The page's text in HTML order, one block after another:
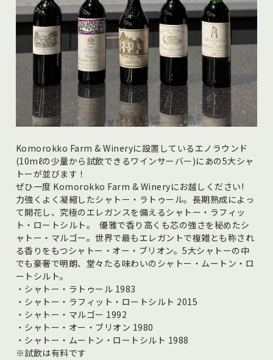
Komorokko Farm & Wineryに設置しているエノラウンド
(10mℓの少量から試飲できるワインサーバー)にあの5大シャ
トーが並びます！
ぜひ一度 Komorokko Farm & Wineryにお越しください!
力強くよく凝縮したシャトー・ラトゥール。長期熟成によっ
て開花し、究極のエレガンスを備えるシャトー・ラフィッ
ト・ロートシルト。 優雅で香り高くも芯の強さを秘めたシ
ャトー・マルゴー。世界で最もエレガントで複雑とも称され
る香りをもつシャトー・オー・ブリオン。5大シャトーの中
でも豪奢で明朗、堂々たる味わいのシャトー・ムートン・ロ
ートシルト。
・シャトー・ラトゥール 1983
・シャトー・ラフィット・ロートシルト 2015
・シャトー・マルゴー 1992
・シャトー・オー・ブリオン 1980
・シャトー・ムートン・ロートシルト 1988
※試飲は有料です